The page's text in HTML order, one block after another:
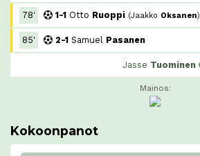
78' 1-1 Otto Ruoppi (Jaakko Oksanen)
85' 2-1 Samuel Pasanen
Jasse Tuominen
Mainos:
Kokoonpanot